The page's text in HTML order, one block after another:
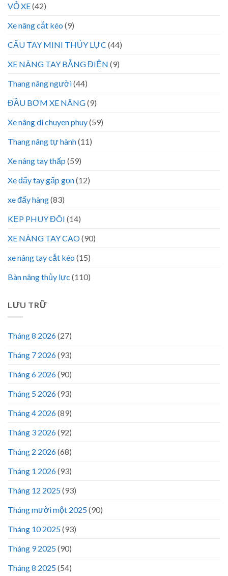
VỎ XE(42)
Xe nâng cắt kéo (9)
CẨU TAY MINI THỦY LỰC (44)
XE NÂNG TAY BẰNG ĐIỆN (9)
Thang nâng người(44)
ĐẦU BƠM XE NÂNG(9)
Xe nâng di chuyen phuy(59)
Thang nâng tự hành(11)
Xe nâng tay thấp (59)
Xe đẩy tay gấp gọn(12)
xe đẩy hàng(83)
KẸP PHUY ĐÔI (14)
XE NÂNG TAY CAO(90)
xe nâng tay cắt kéo (15)
Bàn nâng thủy lực (110)
LƯU TRỮ
Tháng 8 2026(27)
Tháng 7 2026(93)
Tháng 6 2026(90)
Tháng 5 2026(93)
Tháng 4 2026(89)
Tháng 3 2026(92)
Tháng 2 2026(68)
Tháng 1 2026(93)
Tháng 12 2025(93)
Tháng mười một 2025(90)
Tháng 10 2025(93)
Tháng 9 2025(90)
Tháng 8 2025(54)